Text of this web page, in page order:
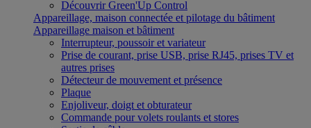
Découvrir Green'Up Control
Appareillage, maison connectée et pilotage du bâtiment
Appareillage maison et bâtiment
Interrupteur, poussoir et variateur
Prise de courant, prise USB, prise RJ45, prises TV et
autres prises
Détecteur de mouvement et présence
Plaque
Enjoliveur, doigt et obturateur
Commande pour volets roulants et stores